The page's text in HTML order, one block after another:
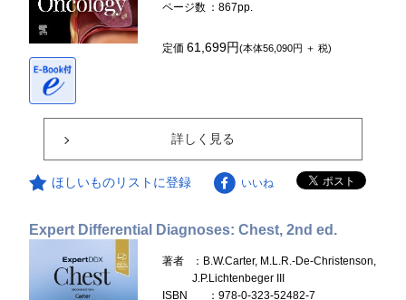
ページ数 ：867pp.
定価61,699円(本体56,090円 ＋ 税)
詳しく見る
ほしいものリストに登録 いいね
Expert Differential Diagnoses: Chest, 2nd ed.
著者
：B.W.Carter, M.L.R.-De-Christenson,
J.P.Lichtenbeger III
ISBN
：978-0-323-52482-7